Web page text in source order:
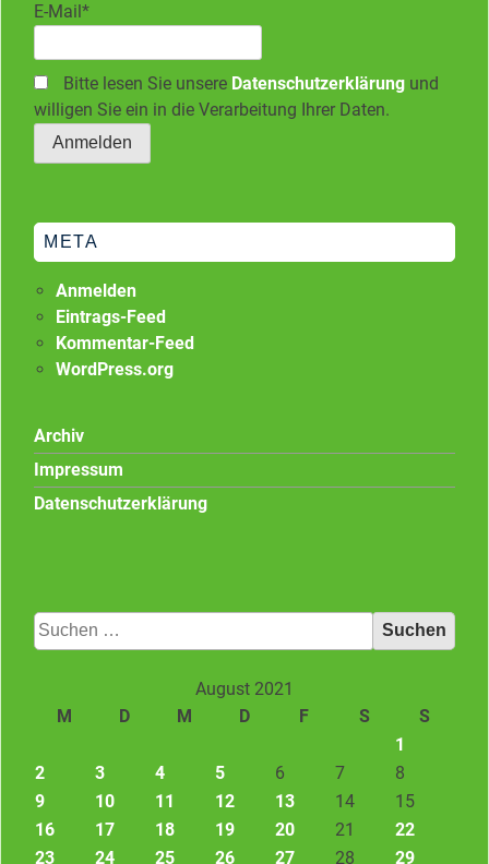
E-Mail*
Bitte lesen Sie unsere Datenschutzerklärung und
willigen Sie ein in die Verarbeitung Ihrer Daten.
META
Anmelden
Eintrags-Feed
Kommentar-Feed
WordPress.org
Archiv
Impressum
Datenschutzerklärung
Suchen
nach:
August 2021
M
D M D F S
S
1
2
3 4 5 6 7
8
9
10 11 12 13 14
15
16
17 18 19 20 21
22
23
24 25 26 27 28 29